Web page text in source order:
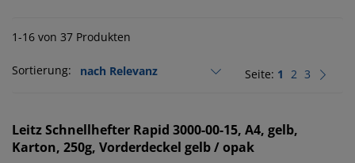
1-16 von 37 Produkten
Sortierung: Seite: 1 2 3
LeitzSchnellhefter Rapid 3000-00-15, A4, gelb,
Karton, 250g, Vorderdeckel gelb / opak